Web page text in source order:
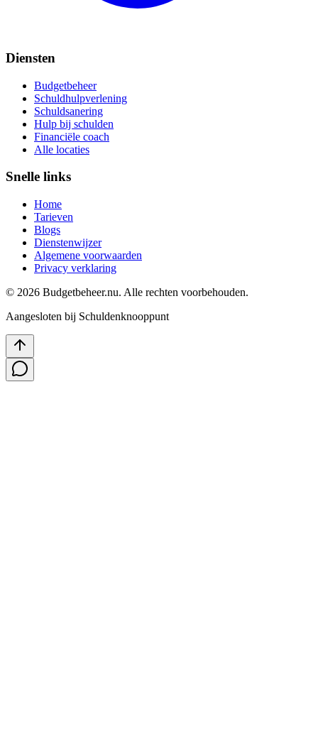
Diensten
Budgetbeheer
Schuldhulpverlening
Schuldsanering
Hulp bij schulden
Financiële coach
Alle locaties
Snelle links
Home
Tarieven
Blogs
Dienstenwijzer
Algemene voorwaarden
Privacy verklaring
© 2026 Budgetbeheer.nu. Alle rechten voorbehouden.
Aangesloten bij Schuldenknooppunt